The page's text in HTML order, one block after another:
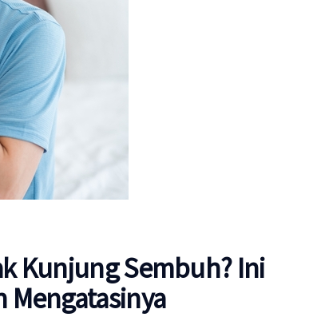
Kunjung Sembuh? Ini
Mengatasinya